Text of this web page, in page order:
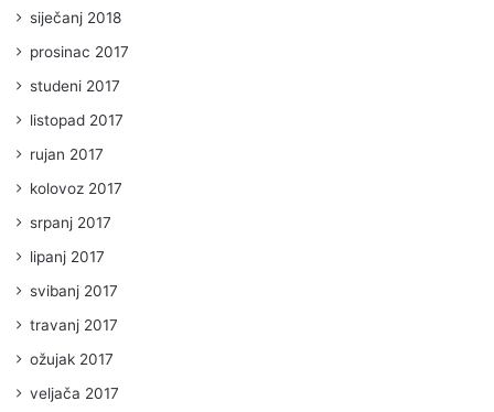
siječanj 2018
prosinac 2017
studeni 2017
listopad 2017
rujan 2017
kolovoz 2017
srpanj 2017
lipanj 2017
svibanj 2017
travanj 2017
ožujak 2017
veljača 2017